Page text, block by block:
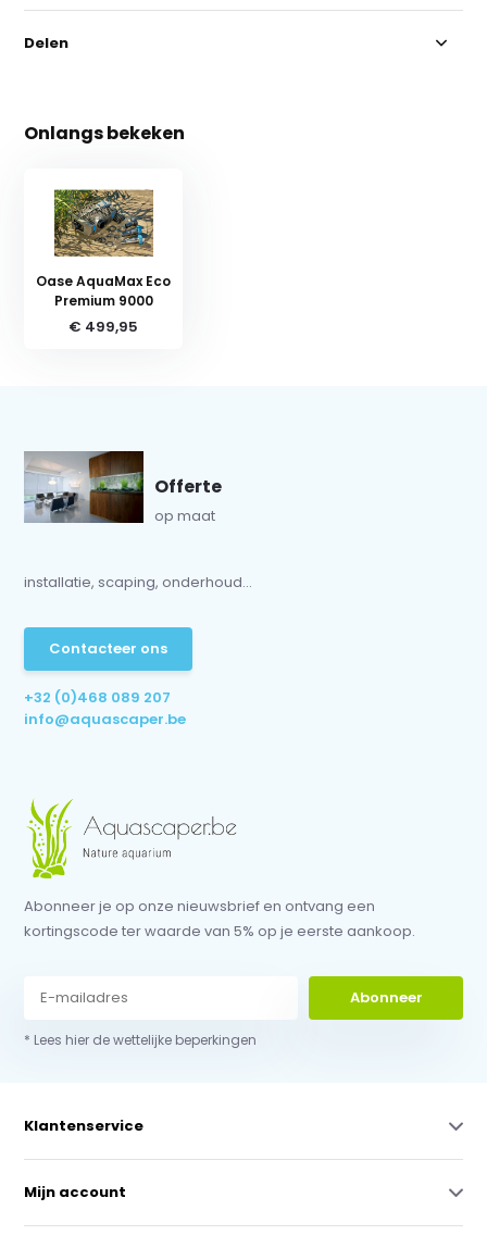
Delen
Onlangs bekeken
Oase AquaMax Eco
Premium 9000
€ 499,95
Offerte
op maat
installatie, scaping, onderhoud...
Contacteer ons
+32 (0)468 089 207
info@aquascaper.be
Abonneer je op onze nieuwsbrief en ontvang een
kortingscode ter waarde van 5% op je eerste aankoop.
Abonneer
* Lees hier de wettelijke beperkingen
Klantenservice
Mijn account